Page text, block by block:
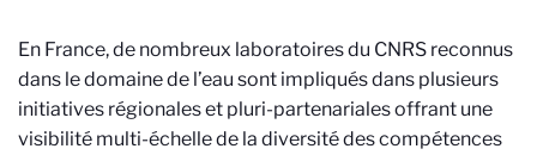
En France, de nombreux laboratoires du CNRS reconnus
dans le domaine de l’eau sont impliqués dans plusieurs
initiatives régionales et pluri-partenariales offrant une
visibilité multi-échelle de la diversité des compétences